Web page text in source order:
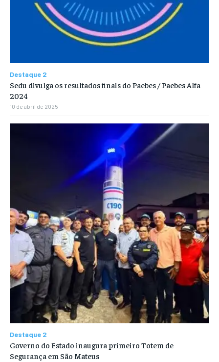
Destaque 2
Sedu divulga os resultados finais do Paebes / Paebes Alfa
2024
10 de abril de 2025
Destaque 2
Governo do Estado inaugura primeiro Totem de
Segurança em São Mateus